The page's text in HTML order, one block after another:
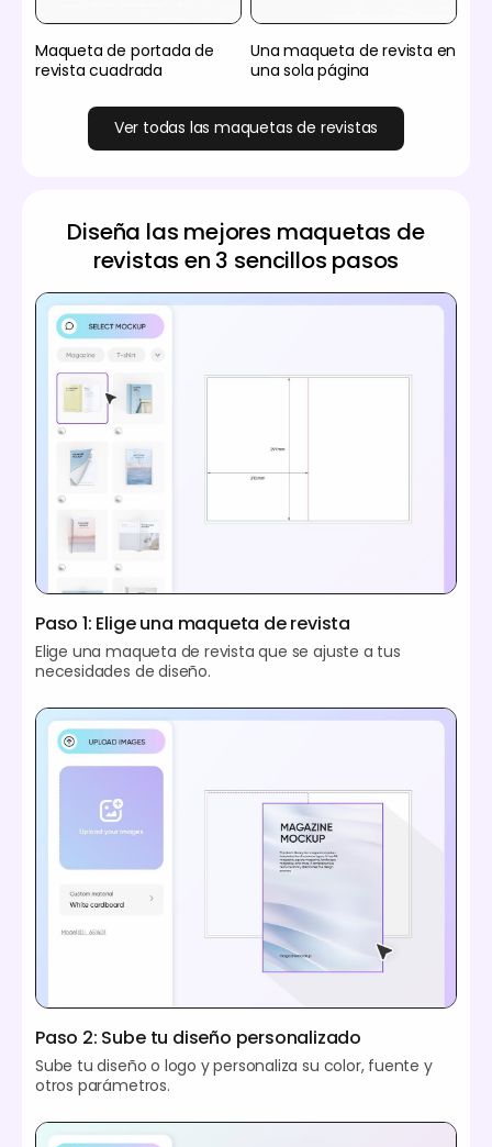
Maqueta de portada de
revista cuadrada
Una maqueta de revista en
una sola página
Ver todas las maquetas de revistas
Diseña las mejores maquetas de
revistas en 3 sencillos pasos
Paso 1: Elige una maqueta de revista
Elige una maqueta de revista que se ajuste a tus
necesidades de diseño.
Paso 2: Sube tu diseño personalizado
Sube tu diseño o logo y personaliza su color, fuente y
otros parámetros.